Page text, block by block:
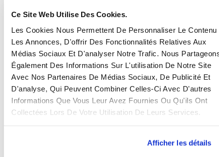
Ce Site Web Utilise Des Cookies.
Les Cookies Nous Permettent De Personnaliser Le Contenu
Les Annonces, D'offrir Des Fonctionnalités Relatives Aux
Médias Sociaux Et D'analyser Notre Trafic. Nous
Également Des Informations Sur L'utilisation De Notre Site
Avec Nos Partenaires De Médias Sociaux, De Publicité Et
D'analyse, Qui Peuvent Combiner Celles-Ci Avec D'autres
Informations Que Vous Leur Avez Fournies Ou Qu'ils Ont
Collectées Lors De Votre Utilisation De Leurs Services.
Afficher les détails
inspecteurs
Diminuer le nombre d’inspections sur site permet
d’éliminer une partie des frais de déplacement des
inspecteurs, ce qui peut représenter des économies
significatives si le niveau de maturité des
fournisseurs est suffisamment élevé. De plus, cela
réduit l’empreinte carbone avec moins de
déplacements effectifs.
SIP d’EASTWISE pour